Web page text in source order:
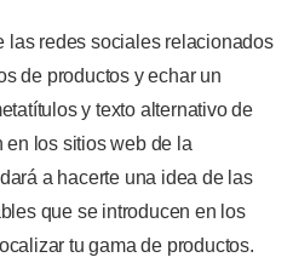
las redes sociales relacionados
de productos y echar un
y texto alternativo de
en los sitios web de la
a hacerte una idea de las
que se introducen en los
tu gama de productos.